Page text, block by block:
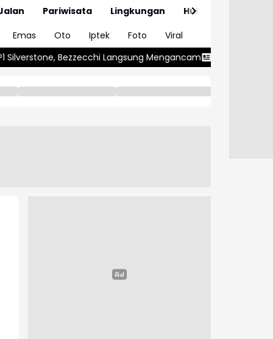
Pariwisata Lingkungan
Hukum
Emas Oto Iptek Foto
Viral
Langsung Mengancam Vinicius Junior Resmi Perpanjang